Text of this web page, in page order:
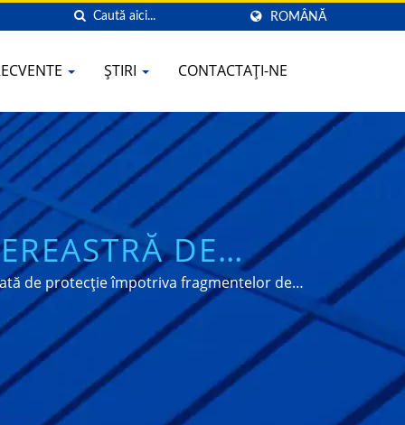
ROMÂNĂ
ȘTIRI CONTACTAȚI-NE
DE
de protecție împotriva fragmentelor de